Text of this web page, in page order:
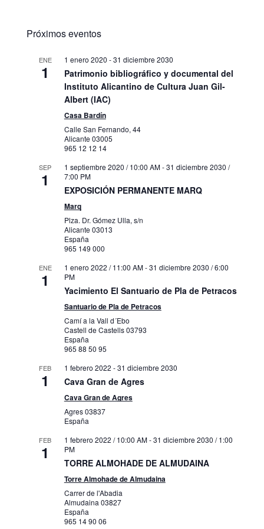
Próximos eventos
ENE
1
1 enero 2020 -31 diciembre 2030
Patrimonio bibliográfico y documental del
Instituto Alicantino de Cultura Juan Gil-
Albert (IAC)
Casa Bardín
Calle San Fernando, 44
Alicante 03005
965 12 12 14
SEP
1
1 septiembre 2020 / 10:00 AM-31 diciembre 2030 /
7:00 PM
EXPOSICIÓN PERMANENTE MARQ
Marq
Plza. Dr. Gómez Ulla, s/n
Alicante 03013
España
965 149 000
ENE
1
1 enero 2022 / 11:00 AM-31 diciembre 2030 / 6:00
PM
Yacimiento El Santuario de Pla de Petracos
Santuario de Pla de Petracos
Camí a la Vall d´Ebo
Castell de Castells03793
España
965 88 50 95
FEB
1
1 febrero 2022 -31 diciembre 2030
Cava Gran de Agres
Cava Gran de Agres
Agres03837
España
FEB
1
1 febrero 2022 / 10:00 AM-31 diciembre 2030 / 1:00
PM
TORRE ALMOHADE DE ALMUDAINA
Torre Almohade de Almudaina
Carrer de l'Abadia
Almudaina 03827
España
965 14 90 06